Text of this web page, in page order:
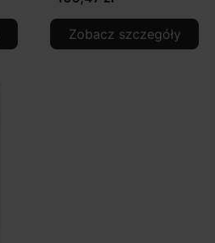
Zobacz szczegóły